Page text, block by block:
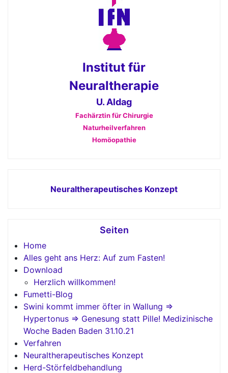
Institut für
Neuraltherapie
U. Aldag
Fachärztin für Chirurgie
Naturheilverfahren
Homöopathie
Neuraltherapeutisches Konzept
Seiten
Home
Alles geht ans Herz: Auf zum Fasten!
Download
Herzlich willkommen!
Fumetti-Blog
Swini kommt immer öfter in Wallung =>
Hypertonus => Genesung statt Pille! Medizinische
Woche Baden Baden 31.10.21
Verfahren
Neuraltherapeutisches Konzept
Herd-Störfeldbehandlung